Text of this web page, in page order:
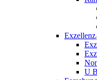
Exzellenz
U